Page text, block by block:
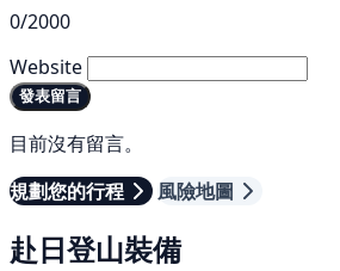
0/2000
Website
發表留言
目前沒有留言。
規劃您的行程
風險地圖
赴日登山裝備